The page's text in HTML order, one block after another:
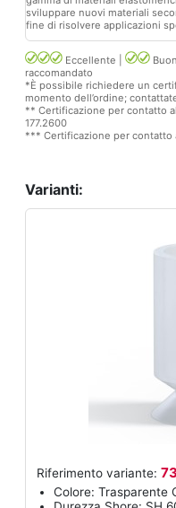
sviluppare nuovi materiali
fine di risolvere applicazioni
Eccellente |
raccomandato
*È possibile richiedere un
momento dell’ordine;
** Certificazione per contatto
177.2600
*** Certificazione per contatto
Varianti:
Riferimento variante:
Colore: Trasparente